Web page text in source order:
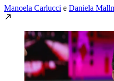
Manoela Carlucci e Daniela